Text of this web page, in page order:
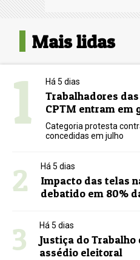
Mais lidas
1 Há 5 dias
Trabalhadores das
CPTM entram em
Categoria protesta
concedidas em julho
2 Há 5 dias
Impacto das telas
debatido em 80%
3 Há 5 dias
Justiça do
assédio eleitoral